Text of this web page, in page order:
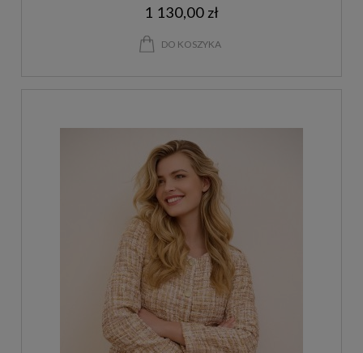
1 130,00 zł
DO KOSZYKA